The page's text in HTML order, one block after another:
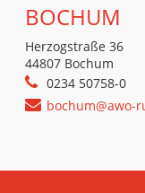
BOCHUM
Herzogstraße 36
44807 Bochum
0234 50758-0
bochum@awo-